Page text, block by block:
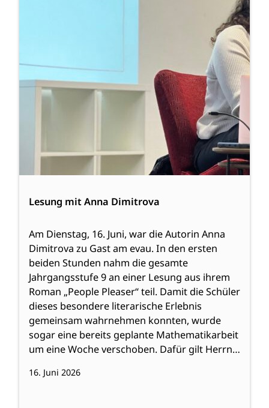
Lesung mit Anna Dimitrova
Am Dienstag, 16. Juni, war die Autorin Anna
Dimitrova zu Gast am evau. In den ersten
beiden Stunden nahm die gesamte
Jahrgangsstufe 9 an einer Lesung aus ihrem
Roman „People Pleaser“ teil. Damit die Schüler
dieses besondere literarische Erlebnis
gemeinsam wahrnehmen konnten, wurde
sogar eine bereits geplante Mathematikarbeit
um eine Woche verschoben. Dafür gilt Herrn…
16. Juni 2026